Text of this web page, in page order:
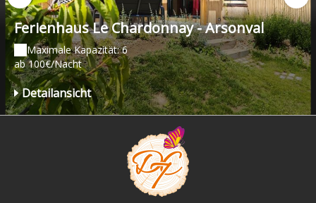
Ferienhaus Le Chardonnay - Arsonval
Maximale Kapazität: 6
ab 100€/Nacht
Detailansicht